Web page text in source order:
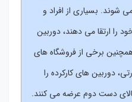
شوند. بسیاری از افراد و
را ارتقا می دهند، دوربین
برخی از فروشگاه های
دوربین های کارکرده را
دست دوم عرضه می کنند.